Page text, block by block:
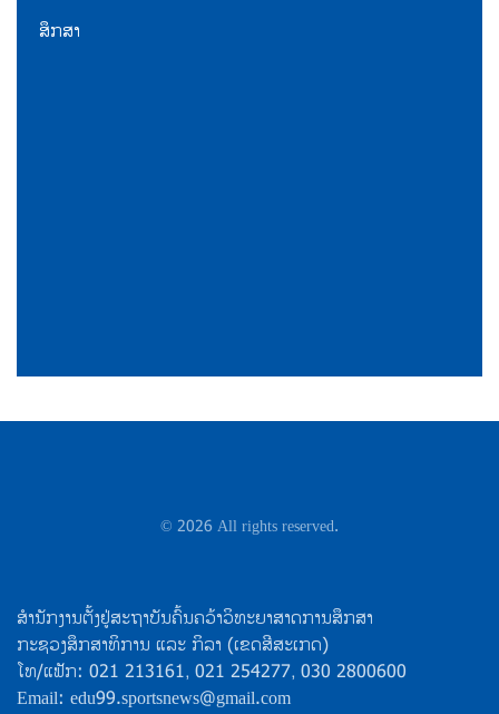
ສຶກສາ
© 2026All rights reserved.
ສຳນັກງານຕັ້ງຢູ່ສະຖາບັນຄົ້ນຄວ້າວິທະຍາສາດການສຶກສາ
ກະຊວງສຶກສາທິການ ແລະ ກິລາ (ເຂດສີສະເກດ)
ໂທ/ແຟັກ: 021 213161, 021 254277, 030 2800600
Email: edu99.sportsnews@gmail.com